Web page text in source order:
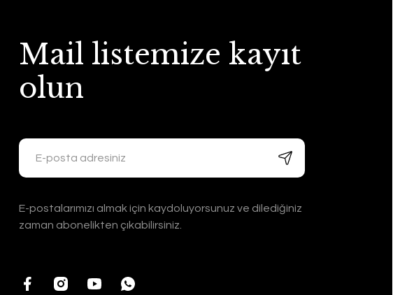
Mail listemize kayıt
olun
E-postalarımızı almak için kaydoluyorsunuz ve dilediğiniz
zaman abonelikten çıkabilirsiniz.